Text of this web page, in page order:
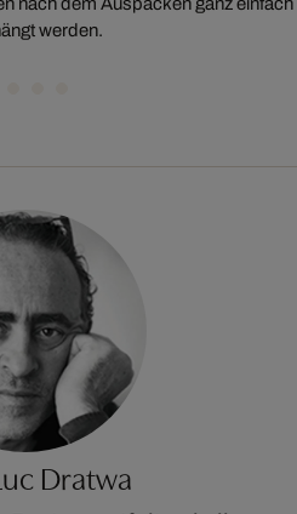
nach dem Auspacken ganz einfach
werden.
Dratwa